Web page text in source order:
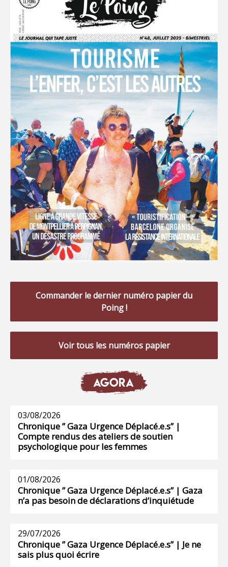
Commander le dernier numéro papier du
Poing !
Voir tous les numéros papier
AGORA
03/08/2026
Chronique ” Gaza Urgence Déplacé.e.s” |
Compte rendus des ateliers de soutien
psychologique pour les femmes
01/08/2026
Chronique ” Gaza Urgence Déplacé.e.s” | Gaza
n’a pas besoin de déclarations d’inquiétude
29/07/2026
Chronique ” Gaza Urgence Déplacé.e.s” | Je ne
sais plus quoi écrire